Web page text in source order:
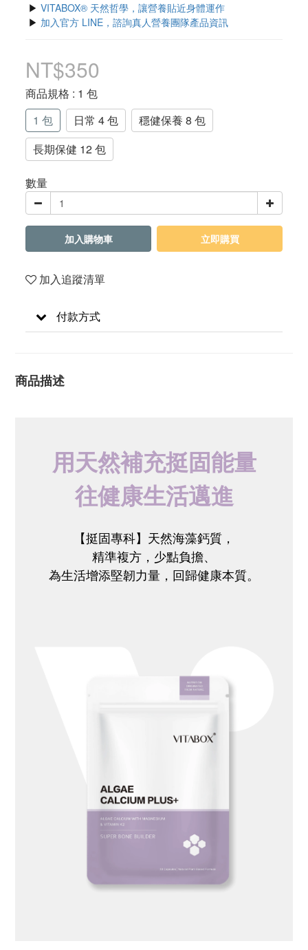
▶ VITABOX® 天然哲學，讓營養貼近身體運作
▶ 加入官方 LINE，諮詢真人營養團隊產品資訊
NT$350
商品規格 : 1 包
1 包
日常 4 包
穩健保養 8 包
長期保健 12 包
數量
加入購物車 立即購買
加入追蹤清單
付款方式
商品描述
用天然補充挺固能量
往健康生活邁進
【挺固專科】天然海藻鈣質，
精準複方， 少點負擔、
為生活增添堅韌力量， 回歸健康本質。